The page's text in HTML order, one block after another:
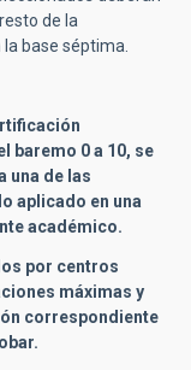
de la
base séptima.
baremo 0 a 10, se
una de las
aplicado en una
académico.
por centros
máximas y
correspondiente